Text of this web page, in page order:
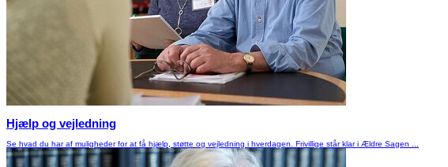
Hjælp og vejledning
Se hvad du har af muligheder for at få hjælp, støtte og vejledning i hverdagen. Frivillige står klar i Ældre Sagen ...